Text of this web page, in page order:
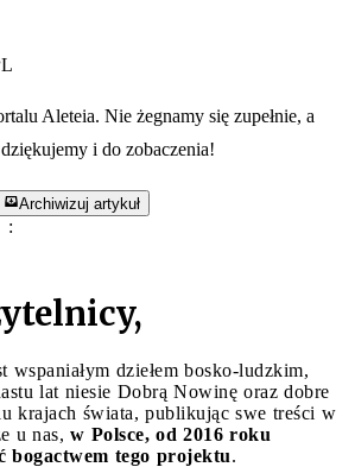
Aleteia. Nie żegnamy się zupełnie, a
i do zobaczenia!
Archiwizuj artykuł
:
wspaniałym dziełem bosko-ludzkim,
lat niesie Dobrą Nowinę oraz dobre
krajach świata, publikując swe treści w
u nas, w Polsce, od 2016 roku
bogactwem tego projektu.